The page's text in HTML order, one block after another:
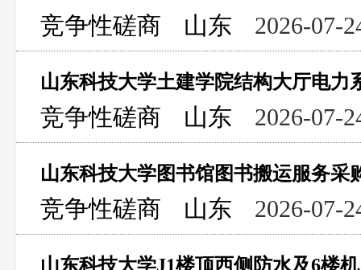
竞争性磋商 山东 2026-07-
竞争性磋商 山东 2026-07-
山东科技大学图书馆图书搬运服务采
竞争性磋商 山东 2026-07-